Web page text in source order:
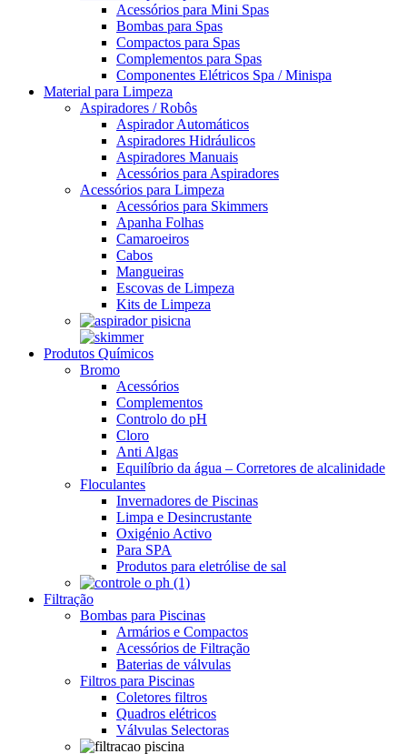
Acessórios para Mini Spas
Bombas para Spas
Compactos para Spas
Complementos para Spas
Componentes Elétricos Spa / Minispa
Material para Limpeza
Aspiradores / Robôs
Aspirador Automáticos
Aspiradores Hidráulicos
Aspiradores Manuais
Acessórios para Aspiradores
Acessórios para Limpeza
Acessórios para Skimmers
Apanha Folhas
Camaroeiros
Cabos
Mangueiras
Escovas de Limpeza
Kits de Limpeza
Produtos Químicos
Bromo
Acessórios
Complementos
Controlo do pH
Cloro
Anti Algas
Equilíbrio da água – Corretores de alcalinidade
Floculantes
Invernadores de Piscinas
Limpa e Desincrustante
Oxigénio Activo
Para SPA
Produtos para eletrólise de sal
Filtração
Bombas para Piscinas
Armários e Compactos
Acessórios de Filtração
Baterias de válvulas
Filtros para Piscinas
Coletores filtros
Quadros elétricos
Válvulas Selectoras